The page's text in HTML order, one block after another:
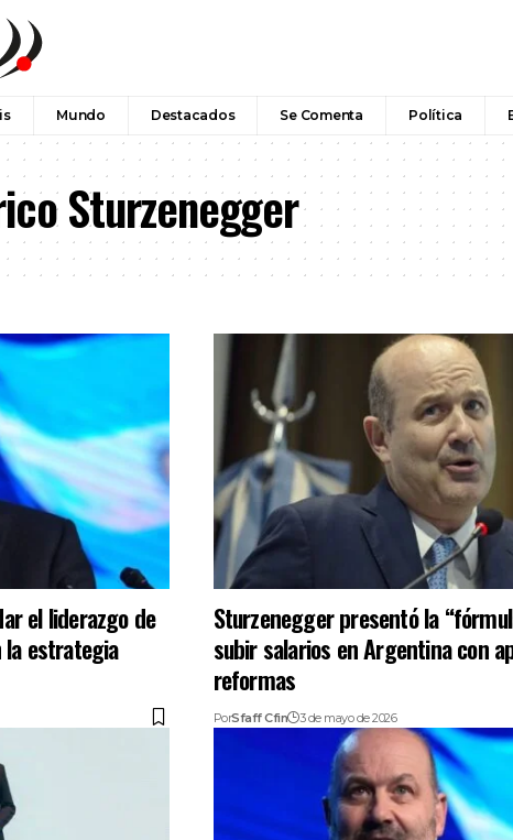
Mundo Destacados Se Comenta Política
Sturzenegger
el liderazgo de
la estrategia
Sturzenegger presentó la
subir salarios en Argentina con
reformas
PorSfaff Cfin 3 de mayo de 2026